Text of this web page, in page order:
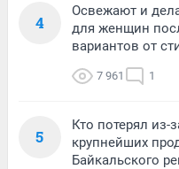
4
Освежают и
для женщин
вариантов от
7 961 1
5
Кто потерял из-
крупнейших
Байкальского